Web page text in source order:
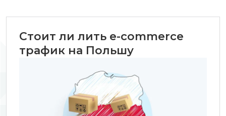
Стоит ли лить e-commerce
трафик на Польшу